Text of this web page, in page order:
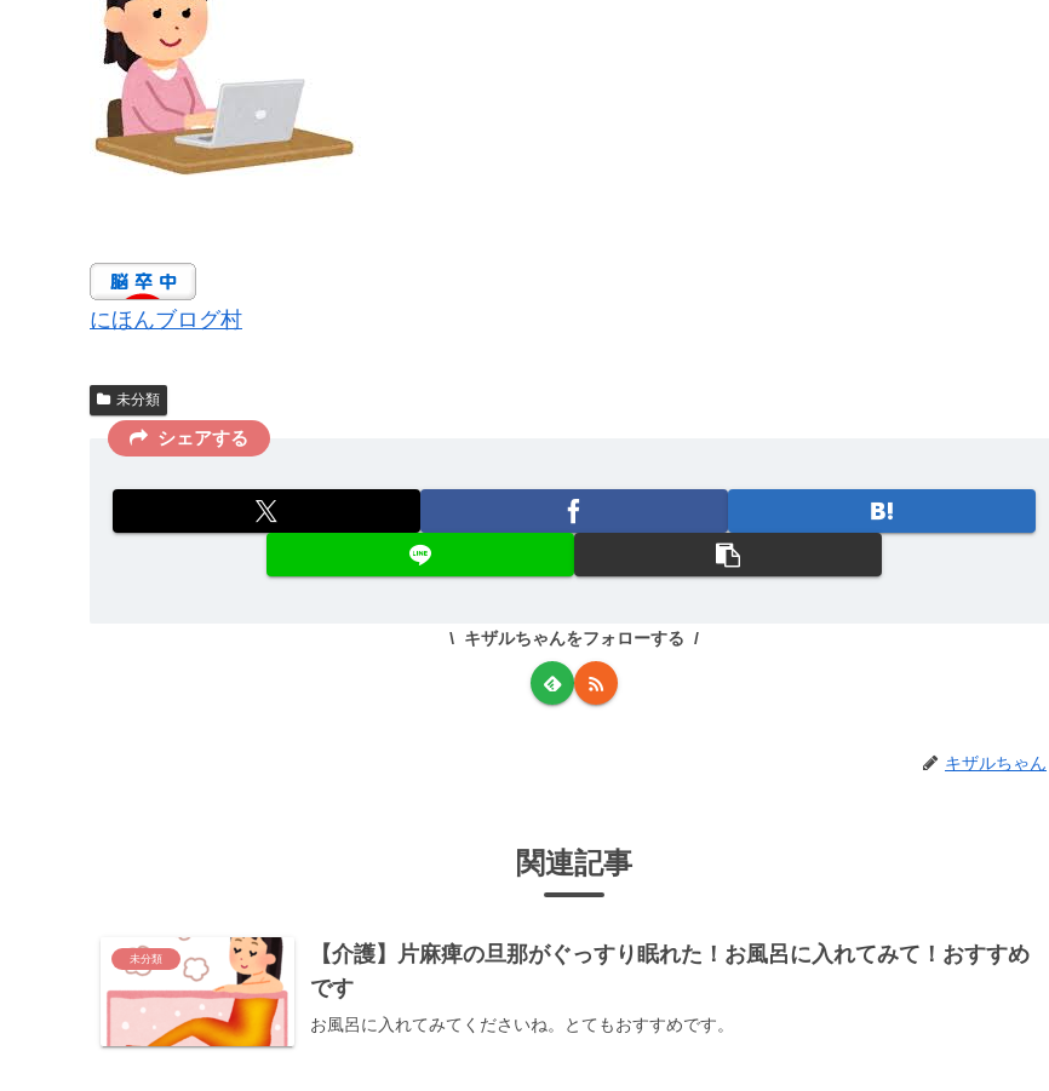
にほんブログ村
未分類
シェアする
キザルちゃんをフォローする
キザルちゃん
関連記事
未分類
【介護】片麻痺の旦那がぐっすり眠れた！お風呂に入れてみて！おすすめ
です
お風呂に入れてみてくださいね。とてもおすすめです。